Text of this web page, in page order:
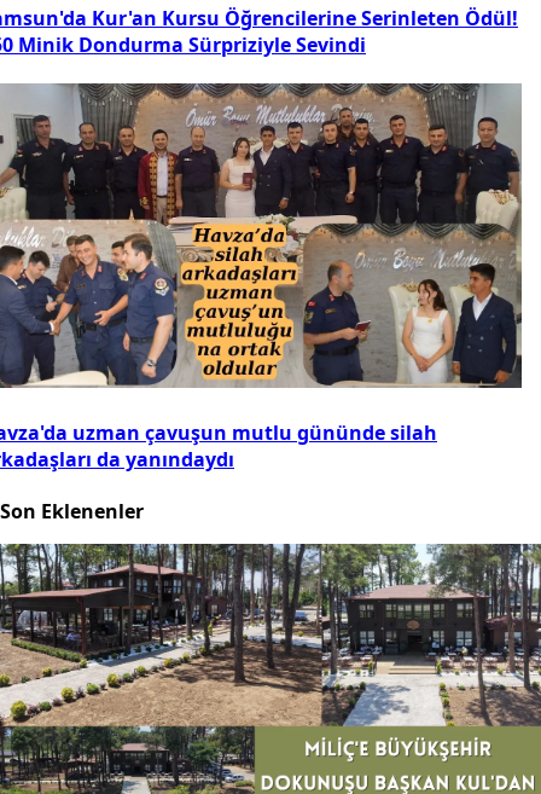
Kur'an Kursu Öğrencilerine Serinleten Ödül!
Minik Dondurma Sürpriziyle Sevindi
uzman çavuşun mutlu gününde silah
da yanındaydı
Son Eklenenler